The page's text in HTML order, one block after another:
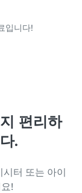
입니다!
편리하
.
터 또는 아이
!